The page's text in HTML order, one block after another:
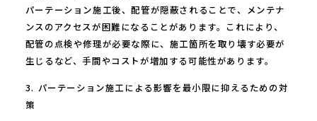
パーテーション施工後、配管が隠蔽されることで、メンテナ
ンスのアクセスが困難になることがあります。これにより、
配管の点検や修理が必要な際に、施工箇所を取り壊す必要が
生じるなど、手間やコストが増加する可能性があります。
3. パーテーション施工による影響を最小限に抑えるための対
策